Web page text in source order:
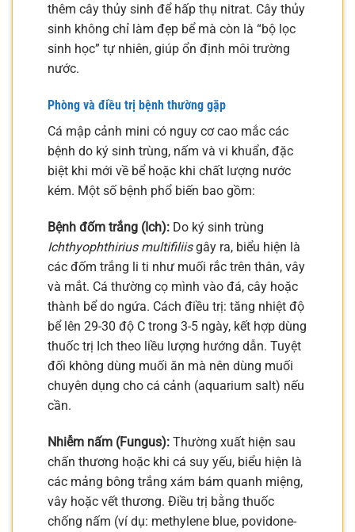
thêm cây thủy sinh để hấp thụ nitrat. Cây thủy
sinh không chỉ làm đẹp bể mà còn là “bộ lọc
sinh học” tự nhiên, giúp ổn định môi trường
nước.
Phòng và điều trị bệnh thường gặp
Cá mập cảnh mini có nguy cơ cao mắc các
bệnh do ký sinh trùng, nấm và vi khuẩn, đặc
biệt khi mới về bể hoặc khi chất lượng nước
kém. Một số bệnh phổ biến bao gồm:
Bệnh đốm trắng (Ich): Do ký sinh trùng
Ichthyophthirius multifiliisgây ra, biểu hiện là
các đốm trắng li ti như muối rắc trên thân, vây
và mắt. Cá thường cọ mình vào đá, cây hoặc
thành bể do ngứa. Cách điều trị: tăng nhiệt độ
bể lên 29-30 độ C trong 3-5 ngày, kết hợp dùng
thuốc trị Ich theo liều lượng hướng dẫn. Tuyệt
đối không dùng muối ăn mà nên dùng muối
chuyên dụng cho cá cảnh (aquarium salt) nếu
cần.
Nhiễm nấm (Fungus): Thường xuất hiện sau
chấn thương hoặc khi cá suy yếu, biểu hiện là
các mảng bông trắng xám bám quanh miệng,
vây hoặc vết thương. Điều trị bằng thuốc
chống nấm (ví dụ: methylene blue, povidone-